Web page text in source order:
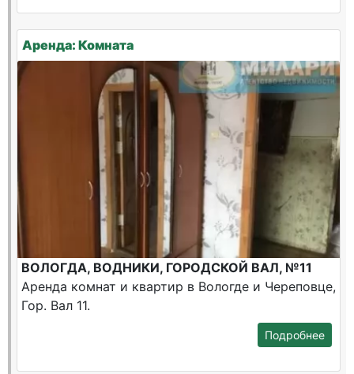
Аренда: Комната
ВОЛОГДА, ВОДНИКИ, ГОРОДСКОЙ ВАЛ, №11
Аренда комнат и квартир в Вологде и Череповце,
Гор. Вал 11.
Подробнее